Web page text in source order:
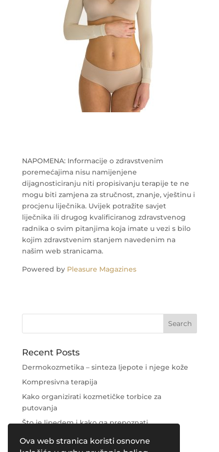
Ova web stranica koristi osnovne
NAPOMENA: Informacije o zdravstvenim
poremećajima nisu namijenjene
dijagnosticiranju niti propisivanju terapije te ne
mogu biti zamjena za stručnost, znanje, vještinu i
procjenu liječnika. Uvijek potražite savjet
liječnika ili drugog kvalificiranog zdravstvenog
radnika o svim pitanjima koja imate u vezi s bilo
kojim zdravstvenim stanjem navedenim na
našim web stranicama.
Powered by Pleasure Magazines
Recent Posts
Dermokozmetika – sinteza ljepote i njege kože
Kompresivna terapija
Kako organizirati kozmetičke torbice za
putovanja
Što je lipedem i kako ga prepoznati
Njega područja oko očiju